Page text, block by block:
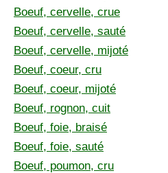
Boeuf, cervelle, crue
Boeuf, cervelle, sauté
Boeuf, cervelle, mijoté
Boeuf, coeur, cru
Boeuf, coeur, mijoté
Boeuf, rognon, cuit
Boeuf, foie, braisé
Boeuf, foie, sauté
Boeuf, poumon, cru